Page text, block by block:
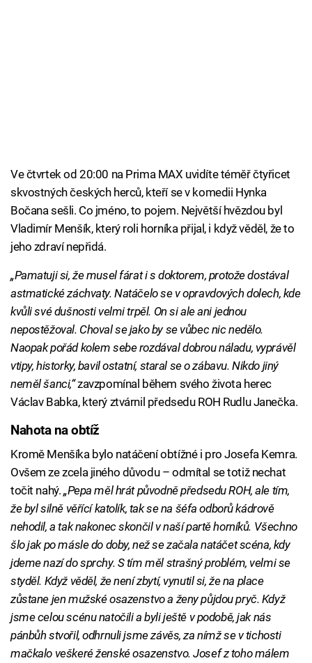
Ve čtvrtek od 20:00 na Prima MAX uvidíte téměř čtyřicet
skvostných českých herců, kteří se v komedii Hynka
Bočana sešli. Co jméno, to pojem. Největší hvězdou byl
Vladimír Menšík, který roli horníka přijal, i když věděl, že to
jeho zdraví nepřidá.
„Pamatuji si, že musel fárat i s doktorem, protože dostával
astmatické záchvaty. Natáčelo se v opravdových dolech, kde
kvůli své dušnosti velmi trpěl. On si ale ani jednou
nepostěžoval. Choval se jako by se vůbec nic nedělo.
Naopak pořád kolem sebe rozdával dobrou náladu, vyprávěl
vtipy, historky, bavil ostatní, staral se o zábavu. Nikdo jiný
neměl šanci,“zavzpomínal během svého života herec
Václav Babka, který ztvárnil předsedu ROH Rudlu Janečka.
Nahota na obtíž
Kromě Menšíka bylo natáčení obtížné i pro Josefa Kemra.
Ovšem ze zcela jiného důvodu – odmítal se totiž nechat
točit nahý. „Pepa měl hrát původně předsedu ROH, ale tím,
že byl silně věřící katolík, tak se na šéfa odborů kádrově
nehodil, a tak nakonec skončil v naší partě horníků. Všechno
šlo jak po másle do doby, než se začala natáčet scéna, kdy
jdeme nazí do sprchy. S tím měl strašný problém, velmi se
styděl. Když věděl, že není zbytí, vynutil si, že na place
zůstane jen mužské osazenstvo a ženy půjdou pryč. Když
jsme celou scénu natočili a byli ještě v podobě, jak nás
pánbůh stvořil, odhrnuli jsme závěs, za nímž se v tichosti
mačkalo veškeré ženské osazenstvo. Josef z toho málem